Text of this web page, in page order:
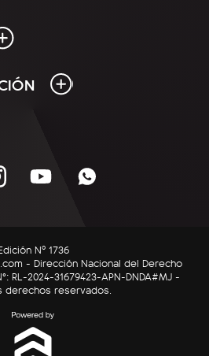
Nº 1736
- Dirección Nacional del Derecho
RL-2024-31679423-APN-DNDA#MJ -
derechos reservados.